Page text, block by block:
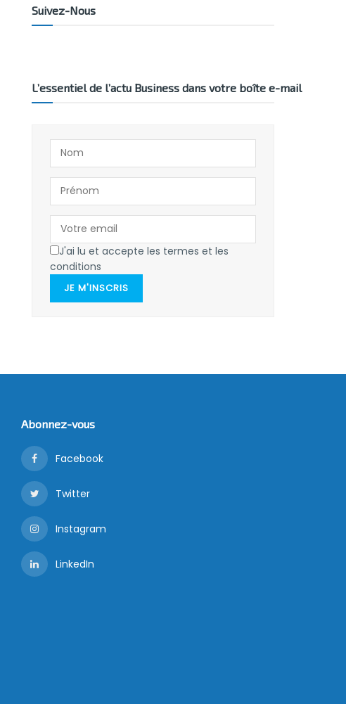
Suivez-Nous
L’essentiel de l’actu Business dans votre boîte e-mail
J'ai lu et accepte les termes et les
conditions
JE M'INSCRIS
Abonnez-vous
Facebook
Twitter
Instagram
LinkedIn